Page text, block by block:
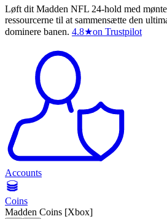
Løft dit Madden NFL 24-hold med
ressourcerne til at sammensætte den
dominere banen. 4.8★on Trustpilot
Accounts
Coins
Madden Coins [Xbox]